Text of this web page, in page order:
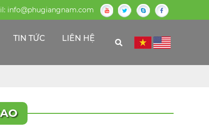
info@phugiangnam.com
TIN TỨC LIÊN HỆ